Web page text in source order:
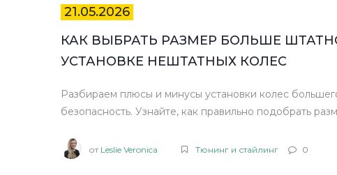
21.05.2026
КАК ВЫБРАТЬ РАЗМЕР БОЛЬШЕ
УСТАНОВКЕ НЕШТАТНЫХ КОЛЕС
Разбираем плюсы и минусы установки колес
безопасность. Узнайте, как правильно подобрать
от Leslie Veronica Тюнинг и стайлинг 0